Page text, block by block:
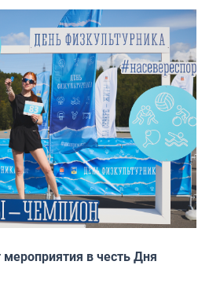
в честь Дня